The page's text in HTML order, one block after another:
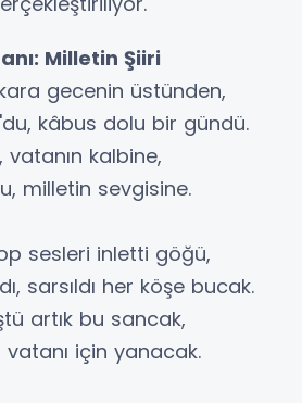
Milletin Şiiri
gecenin üstünden,
kâbus dolu bir gündü.
vatanın kalbine,
milletin sevgisine.
sesleri inletti göğü,
sarsıldı her köşe bucak.
artık bu sancak,
için yanacak.